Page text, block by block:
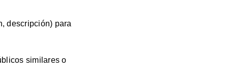
descripción) para
similares o